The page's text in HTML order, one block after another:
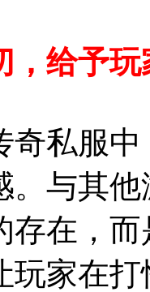
，给予
奇私服
。与其
存在，
玩家在